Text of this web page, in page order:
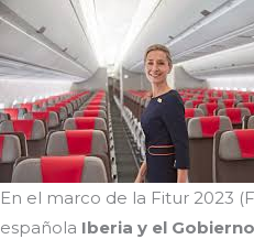
En el marco de la Fitur 2023
española Iberia y el